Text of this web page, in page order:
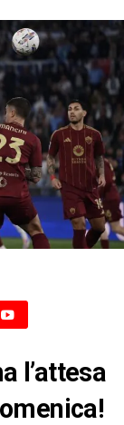
l’attesa